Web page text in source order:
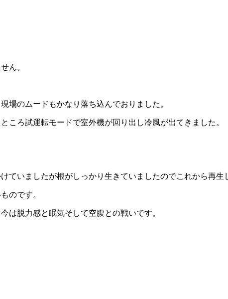
ん。
場のムードもかなり落ち込んでおりました。
ころ試運転モードで室外機が回り出し冷風が出てきました。
ていましたが根がしっかり生きていましたのでこれから再生
のです。
は脱力感と眠気そして空腹との戦いです。